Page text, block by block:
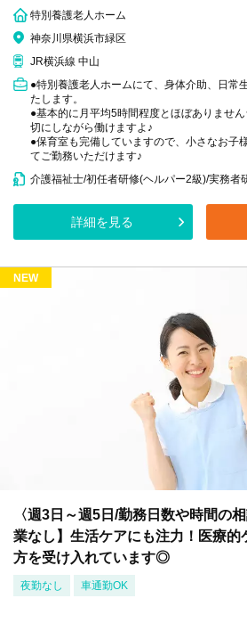
特別養護老人ホーム
神奈川県横浜市緑区
JR横浜線 中山
●特別養護老人ホームにて、身体介助、日常
たします。
●基本的に月平均5時間程度とほぼありませ
切にしながら働けますよ♪
●保育室も完備していますので、小さなお子
てご勤務いただけます♪
介護福祉士/初任者研修(ヘルパー2級)/実務者
詳細を見る
NEW
〈週3日～週5日/勤務日数や時間の
業なし】生活ケアにも注力！医療的
方を受け入れています◎
夜勤なし 車通勤OK